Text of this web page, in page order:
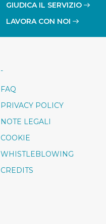
GIUDICA IL SERVIZIO
LAVORA CON NOI
-
FAQ
PRIVACY POLICY
NOTE LEGALI
COOKIE
WHISTLEBLOWING
CREDITS